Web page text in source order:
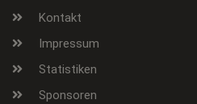
Kontakt
Impressum
Statistiken
Sponsoren